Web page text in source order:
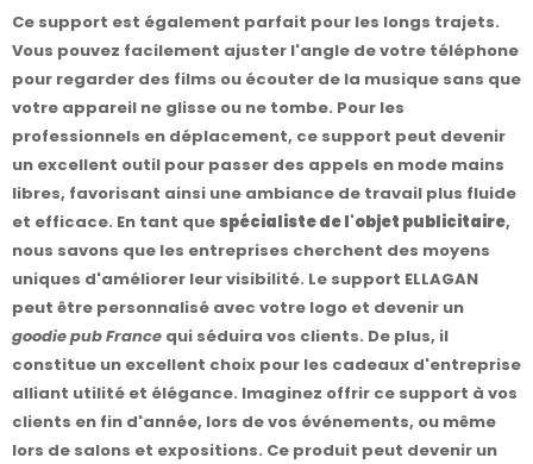
Ce support est également parfait pour les longs trajets.
Vous pouvez facilement ajuster l'angle de votre téléphone
pour regarder des films ou écouter de la musique sans que
votre appareil ne glisse ou ne tombe. Pour les
professionnels en déplacement, ce support peut devenir
un excellent outil pour passer des appels en mode mains
libres, favorisant ainsi une ambiance de travail plus fluide
et efficace. En tant quespécialiste de l'objet publicitaire,
nous savons que les entreprises cherchent des moyens
uniques d'améliorer leur visibilité. Le support ELLAGAN
peut être personnalisé avec votre logo et devenir un
goodie pub France qui séduira vos clients. De plus, il
constitue un excellent choix pour les cadeaux d'entreprise
alliant utilité et élégance. Imaginez offrir ce support à vos
clients en fin d'année, lors de vos événements, ou même
lors de salons et expositions. Ce produit peut devenir un